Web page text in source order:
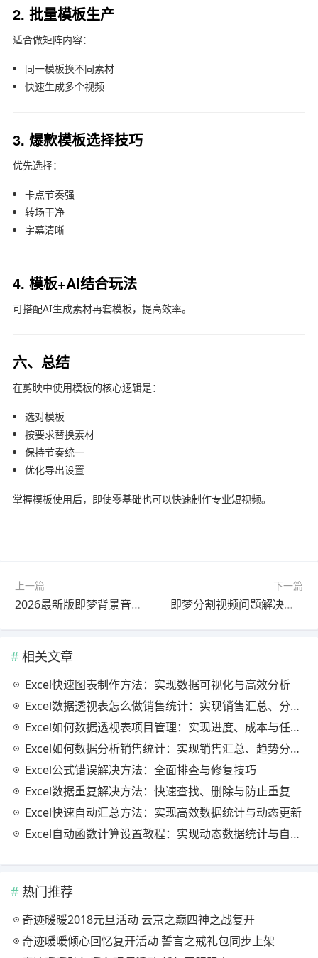
2. 批量模板生产
适合做矩阵内容：
同一模板换不同素材
快速生成多个视频
3. 爆款模板选择技巧
优先选择：
卡点节奏强
转场干净
字幕清晰
4. 模板+AI结合玩法
可搭配AI生成素材再套模板，提高效率。
六、总结
在剪映中使用模板的核心逻辑是：
选对模板
按要求替换素材
保持节奏统一
优化导出设置
掌握模板使用后，即使零基础也可以快速制作专业短视频。
上一篇
2026最新版即梦背景音乐快速上手教程教程｜最新方法
下一篇
即梦分割视频问题解决教程2026最新版零基础入门
相关文章
Excel快速图表制作方法：实现数据可视化与高效分析
Excel数据透视表怎么做销售统计：实现销售汇总、分析与动态监控
Excel如何数据透视表项目管理：实现进度、成本与任务的高效分析
Excel如何数据分析销售统计：实现销售汇总、趋势分析与业绩优化
Excel公式错误解决方法：全面排查与修复技巧
Excel数据重复解决方法：快速查找、删除与防止重复
Excel快速自动汇总方法：实现高效数据统计与动态更新
Excel自动函数计算设置教程：实现动态数据统计与自动更新
热门推荐
奇迹暖暖2018元旦活动 云京之巅四神之战复开
奇迹暖暖倾心回忆复开活动 誓言之戒礼包同步上架